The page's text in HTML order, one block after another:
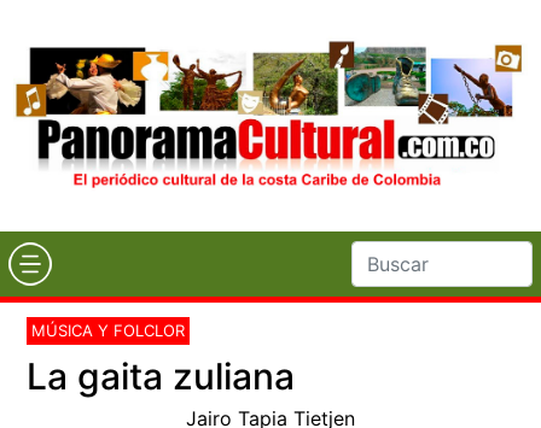
MÚSICA Y FOLCLOR
La gaita zuliana
Jairo Tapia Tietjen